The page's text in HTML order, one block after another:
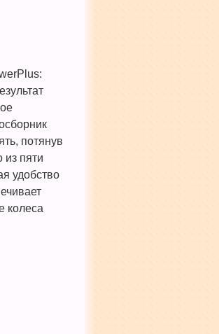
потянув
пяти
удобство
колеса